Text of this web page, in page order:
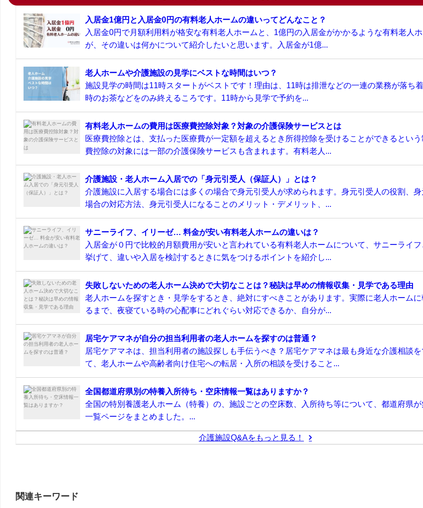
入居金1億円と入居金0円の有料老人ホームの違いってどんなこと？
入居金0円で月額利用料が格安な有料老人ホームと、1億円の入居金がかかるような有料老人
が、その違いは何かについて紹介したいと思います。入居金が1億...
老人ホームや介護施設の見学にベストな時間はいつ？
施設見学の時間は11時スタートがベストです！理由は、11時は排泄などの一連の業務が落ち
時のお茶などをのみ終えるころです。11時から見学で予約を...
有料老人ホームの費用は医療費控除対象？対象の介護保険サービスとは
医療費控除とは、支払った医療費が一定額を超えるとき所得控除を受けることができるとい
費控除の対象には一部の介護保険サービスも含まれます。有料老人...
介護施設・老人ホーム入居での「身元引受人（保証人）」とは？
介護施設に入居する場合には多くの場合で身元引受人が求められます。身元引受人の役割、
場合の対応方法、身元引受人になることのメリット・デメリット、...
サニーライフ、イリーゼ… 料金が安い有料老人ホームの違いは？
入居金が０円で比較的月額費用が安いと言われている有料老人ホームについて、サニーライ
挙げて、違いや入居を検討するときに気をつけるポイントを紹介し...
失敗しないための老人ホーム決めで大切なことは？秘訣は早めの情報収集・見学である理由
老人ホームを探すとき・見学をするとき、絶対にすべきことがあります。実際に老人ホーム
るまで、夜寝ている時の心配事にどれぐらい対応できるか、自分が...
居宅ケアマネが自分の担当利用者の老人ホームを探すのは普通？
居宅ケアマネは、担当利用者の施設探しも手伝うべき？居宅ケアマネは最も身近な介護相談
て、老人ホームや高齢者向け住宅への転居・入所の相談を受けること...
全国都道府県別の特養入所待ち・空床情報一覧はありますか？
全国の特別養護老人ホーム（特養）の、施設ごとの空床数、入所待ち等について、都道府県
一覧ページをまとめました。...
介護施設Q&Aをもっと見る！
関連キーワード